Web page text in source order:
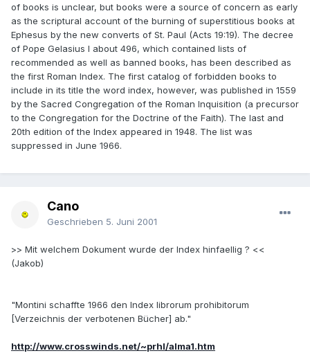
of books is unclear, but books were a source of concern as early
as the scriptural account of the burning of superstitious books at
Ephesus by the new converts of St. Paul (Acts 19:19). The decree
of Pope Gelasius I about 496, which contained lists of
recommended as well as banned books, has been described as
the first Roman Index. The first catalog of forbidden books to
include in its title the word index, however, was published in 1559
by the Sacred Congregation of the Roman Inquisition (a precursor
to the Congregation for the Doctrine of the Faith). The last and
20th edition of the Index appeared in 1948. The list was
suppressed in June 1966.
Cano
Geschrieben 5. Juni 2001
>> Mit welchem Dokument wurde der Index hinfaellig ? <<
(Jakob)
"Montini schaffte 1966 den Index librorum prohibitorum
[Verzeichnis der verbotenen Bücher] ab."
http://www.crosswinds.net/~prhl/alma1.htm